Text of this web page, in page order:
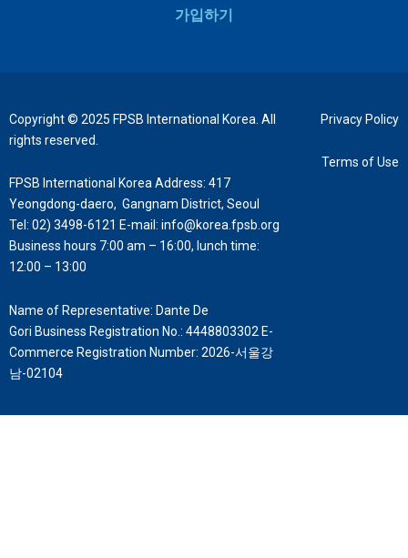
가입하기
Copyright © 2025 FPSB International Korea. All
rights reserved.
FPSB International Korea Address: 417
Yeongdong-daero, Gangnam District, Seoul
Tel: 02) 3498-6121 E-mail: info@korea.fpsb.org
Business hours 7:00 am – 16:00, lunch time:
12:00 – 13:00
Name of Representative: Dante De
Gori Business Registration No.: 4448803302 E-
Commerce Registration Number: 2026-서울강
남-02104
Privacy Policy
Terms of Use